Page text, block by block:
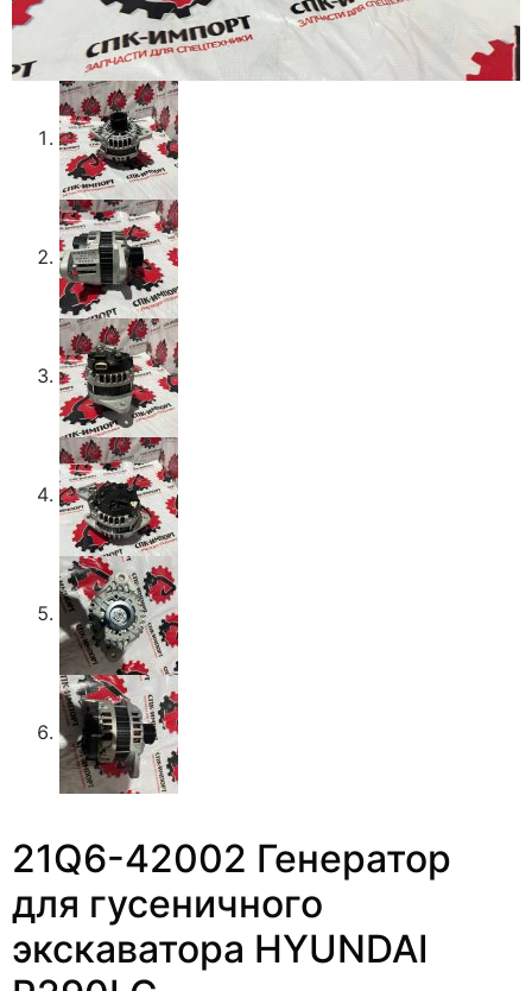
21Q6-42002 Генератор
для гусеничного
экскаватора HYUNDAI